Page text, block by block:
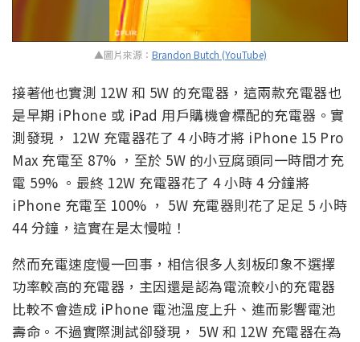
▲圖片來源： Brandon Butch (YouTube)
接著他也實測 12W 和 5W 的充電器，這兩款充電器也
是早期 iPhone 或 iPad 用戶購機會標配的充電器。實
測發現， 12W 充電器花了 4 小時才將 iPhone 15 Pro
Max 充電至 87% ，至於 5W 的小豆腐頭同一時間才充
電 59% 。最終 12W 充電器花了 4 小時 4 分鐘將
iPhone 充電至 100% ， 5W 充電器則花了足足 5 小時
44 分鐘，這實在是太慢啦！
然而充電速度慢一回事，相信很多人刻板印象不選擇
功率較高的充電器，主因還是認為電流較小的充電器
比較不會造成 iPhone 電池溫度上升、進而影響電池
壽命。不過實際測試卻發現， 5W 和 12W 充電器在為